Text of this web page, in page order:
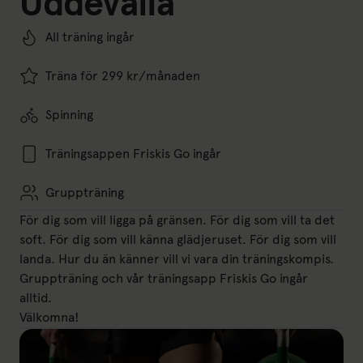
All träning ingår
Träna för 299 kr/månaden
Spinning
Träningsappen Friskis Go ingår
Gruppträning
För dig som vill ligga på gränsen. För dig som vill ta det
soft. För dig som vill känna glädjeruset. För dig som vill
landa. Hur du än känner vill vi vara din träningskompis.
Gruppträning och vår träningsapp Friskis Go ingår
alltid.
Välkomna!